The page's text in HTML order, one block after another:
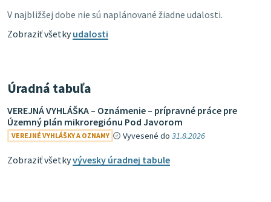
V najbližšej dobe nie sú naplánované žiadne udalosti.
Zobraziť všetkyudalosti
Úradná tabuľa
VEREJNÁ VYHLÁŠKA – Oznámenie – prípravné práce pre
Územný plán mikroregiónu Pod Javorom
VEREJNÉ VYHLÁŠKY A OZNAMY Vyvesené do31.8.2026
Zobraziť všetkyvývesky úradnej tabule